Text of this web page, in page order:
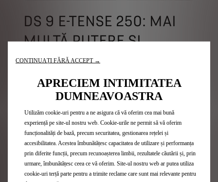
DS 9 E-TENSE 250: MAI
MULTĂ PUTERE ȘI
AUTONOMIE, CU UN
RAFINAMENT LA
SUPERLATIV
DS 9 E-TENSE 250 oferă mai multă
putere în versiunea cu două roți motrice,
cu un motor pe benzină de 200 CP și un
motor electric de 110 CP.
CONTINUAȚI FĂRĂ ACCEPT →
APRECIEM INTIMITATEA
DUMNEAVOASTRA
Utilizăm cookie-uri pentru a ne asigura că vă oferim cea mai bună
experiență pe site-ul nostru web. Cookie-urile ne permit să vă oferim
funcționalități de bază, precum securitatea, gestionarea rețelei și
accesibilitatea. Acestea îmbunătățesc capacitatea de utilizare și performanța
prin diferite funcții, precum recunoașterea limbii, rezultatele căutării și, prin
urmare, îmbunătățesc ceea ce vă oferim. Site-ul nostru web ar putea utiliza
cookie-uri terță parte pentru a trimite reclame care sunt mai relevante pentru